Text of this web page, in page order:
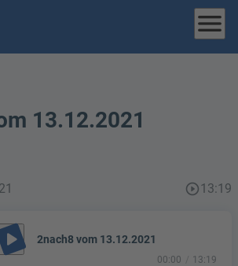
menu
13.12.2021
play_circle_outline13:19
play_arrow 2nach8 vom 13.12.2021
00:00 13:19